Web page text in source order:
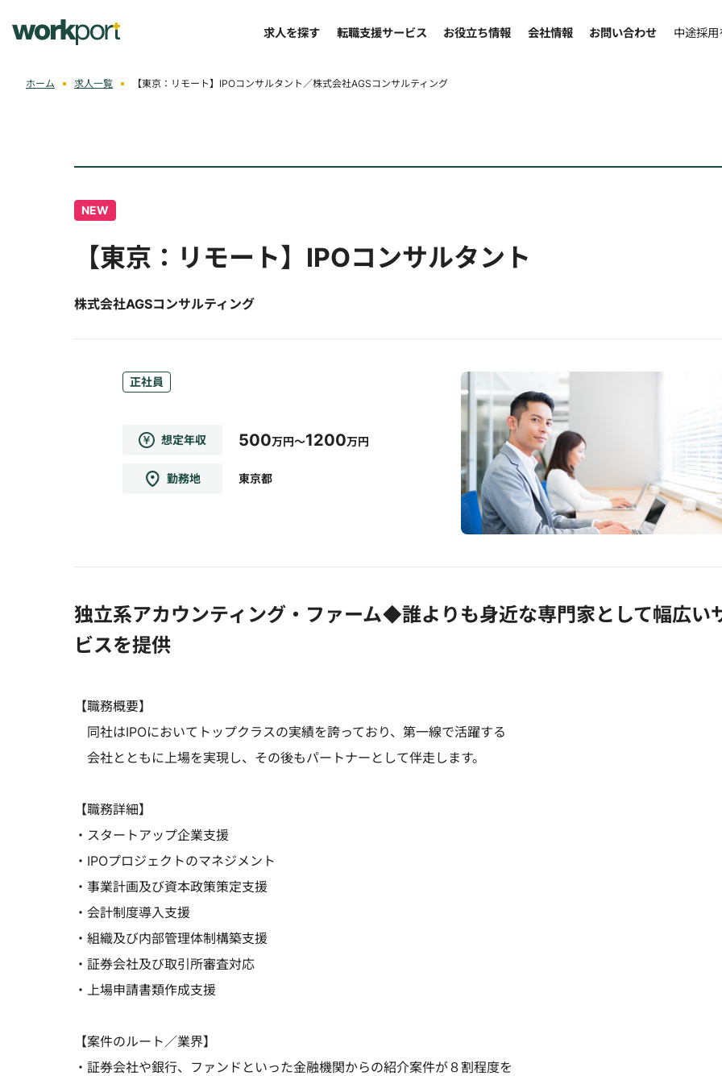
求人を探す 転職支援サービス お役立ち情報 会社情報 お問い合わせ 中途採
ホーム 求人一覧 【東京：リモート】IPOコンサルタント／株式会社AGSコンサルティング
NEW
【東京：リモート】IPOコンサルタント
株式会社AGSコンサルティング
正社員
想定年収 500万円～1200万円
勤務地 東京都
独立系アカウンティング・ファーム◆誰よりも身近な専門家として幅広い
ビスを提供
【職務概要】
同社はIPOにおいてトップクラスの実績を誇っており、第一線で活躍する
会社とともに上場を実現し、その後もパートナーとして伴走します。
【職務詳細】
・スタートアップ企業支援
・IPOプロジェクトのマネジメント
・事業計画及び資本政策策定支援
・会計制度導入支援
・組織及び内部管理体制構築支援
・証券会社及び取引所審査対応
・上場申請書類作成支援
【案件のルート／業界】
・証券会社や銀行、ファンドといった金融機関からの紹介案件が８割程度を